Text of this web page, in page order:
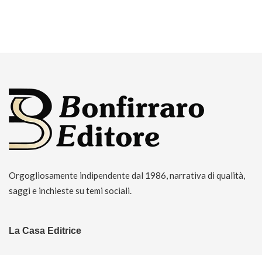
Orgogliosamente indipendente dal 1986, narrativa di qualità,
saggi e inchieste su temi sociali.
La Casa Editrice